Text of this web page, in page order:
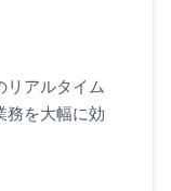
リアルタイム
務を大幅に効